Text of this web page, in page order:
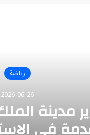
رياضة
2026-06-26
مدينة